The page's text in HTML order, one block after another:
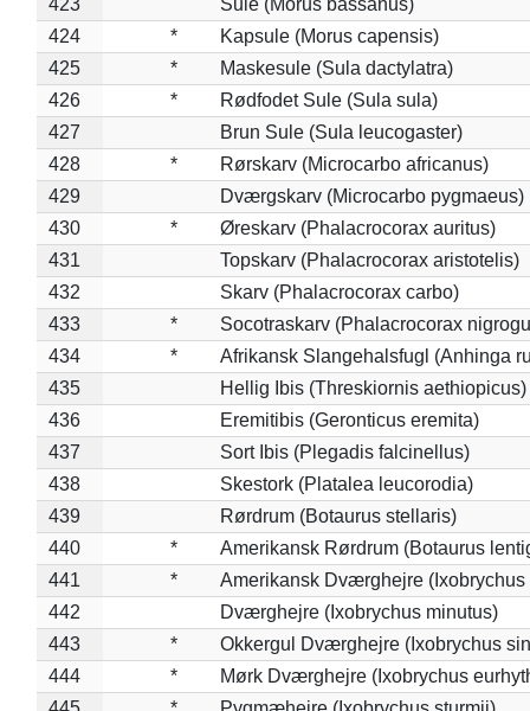
424
*
Kapsule (Morus capensis)
425
*
Maskesule (Sula dactylatra)
426
*
Rødfodet Sule (Sula sula)
427
Brun Sule (Sula leucogaster)
428
*
Rørskarv (Microcarbo africanus)
429
Dværgskarv (Microcarbo pygmaeus)
430
*
Øreskarv (Phalacrocorax auritus)
431
Topskarv (Phalacrocorax aristotelis)
432
Skarv (Phalacrocorax carbo)
433
*
Socotraskarv (Phalacrocorax
434
*
Afrikansk Slangehalsfugl (Anhinga
435
Hellig Ibis (Threskiornis aethiopicus)
436
Eremitibis (Geronticus eremita)
437
Sort Ibis (Plegadis falcinellus)
438
Skestork (Platalea leucorodia)
439
Rørdrum (Botaurus stellaris)
440
*
Amerikansk Rørdrum (Botaurus
441
*
Amerikansk Dværghejre (Ixobrychus
442
Dværghejre (Ixobrychus minutus)
443
*
Okkergul Dværghejre (Ixobrychus
444
*
Mørk Dværghejre (Ixobrychus